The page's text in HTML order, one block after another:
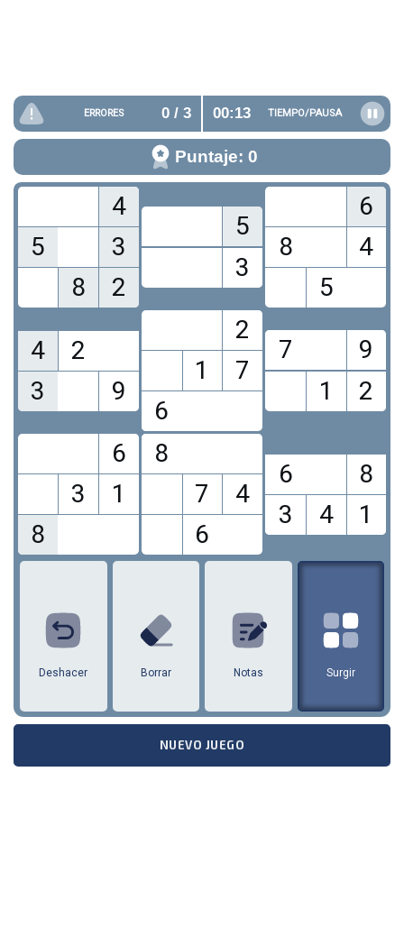
ERRORES 0/ 3 00:14 TIEMPO/PAUSA
Puntaje: 0
4
5
3
8
2
5
3
6
8
4
5
4
2
3
9
2
1
7
6
7
9
1
2
6
3
1
8
8
7
4
6
6
8
3
4 1
Deshacer Borrar Notas Surgir
NUEVO JUEGO